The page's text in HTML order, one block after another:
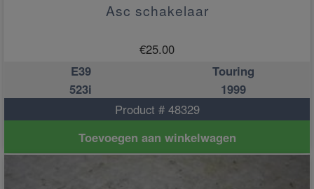
Asc schakelaar
€25.00
E39
Touring
523i
1999
Product # 48329
Toevoegen aan winkelwagen